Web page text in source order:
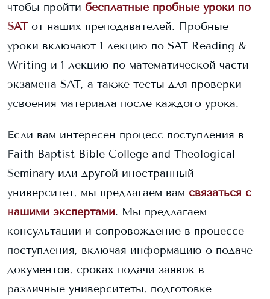
чтобы пройти бесплатные пробные уроки по
SAT от наших преподавателей. Пробные
уроки включают 1 лекцию по SAT Reading &
Writing и 1 лекцию по математической части
экзамена SAT, а также тесты для проверки
усвоения материала после каждого урока.
Если вам интересен процесс поступления в
Faith Baptist Bible College and Theological
Seminary или другой иностранный
университет, мы предлагаем вам связаться с
нашими экспертами. Мы предлагаем
консультации и сопровождение в процессе
поступления, включая информацию о подаче
документов, сроках подачи заявок в
различные университеты, подготовке